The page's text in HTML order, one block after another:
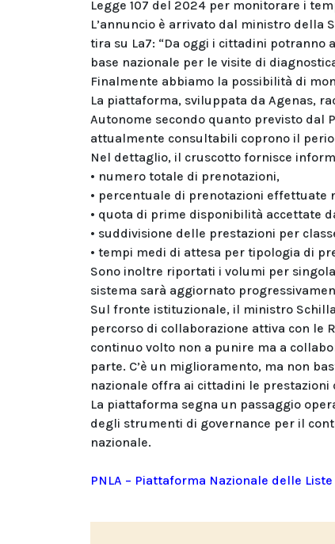
Legge 107 del 2024 per monitorare i
L’annuncio è arrivato dal ministro della
tira su La7: “Da oggi i cittadini potranno
base nazionale per le visite di
Finalmente abbiamo la possibilità di
La piattaforma, sviluppata da Agenas,
Autonome secondo quanto previsto dal
attualmente consultabili coprono il
Nel dettaglio, il cruscotto fornisce
• numero totale di prenotazioni,
• percentuale di prenotazioni effettuate
• quota di prime disponibilità accettate
• suddivisione delle prestazioni per
• tempi medi di attesa per tipologia di
Sono inoltre riportati i volumi per
sistema sarà aggiornato
Sul fronte istituzionale, il ministro
percorso di collaborazione attiva con le
continuo volto non a punire ma a
parte. C’è un miglioramento, ma non
nazionale offra ai cittadini le prestazioni
La piattaforma segna un passaggio
degli strumenti di governance per il
nazionale.
PNLA – Piattaforma Nazionale delle